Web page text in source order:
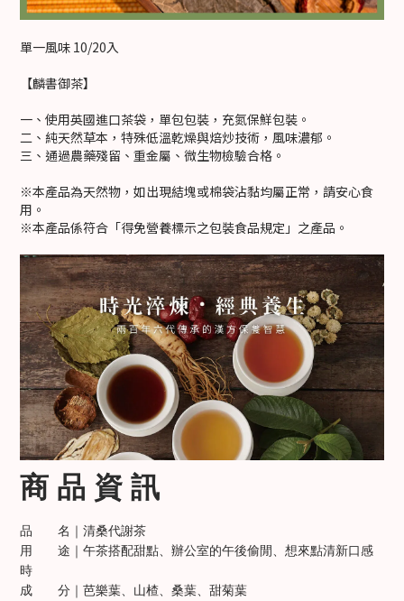
單一風味 10/20入
【麟書御茶】
一、使用英國進口茶袋，單包包裝，充氮保鮮包裝。
二、純天然草本，特殊低溫乾燥與焙炒技術，風味濃郁。
三、通過農藥殘留、重金屬、微生物檢驗合格。
※本產品為天然物，如出現結塊或棉袋沾黏均屬正常，請安心食
用。
※本產品係符合「得免營養標示之包裝食品規定」之產品。
商 品 資 訊
品 名｜清桑代謝茶
用 途｜ 午茶搭配甜點、辦公室的午後偷閒、想來點清新口感
時
成 分｜芭樂葉、山楂、桑葉、甜菊葉